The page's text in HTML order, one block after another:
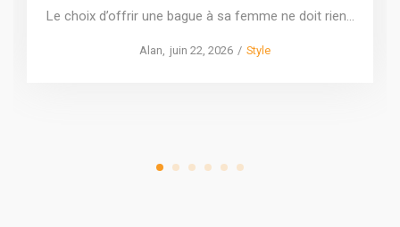
Le choix d’offrir une bague à sa femme ne doit rien…
Alan
Posted
juin 22, 2026
Posted
Style